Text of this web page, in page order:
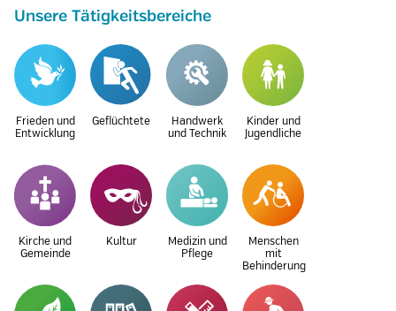
Unsere Tätigkeitsbereiche
Frieden und
Entwicklung
Geflüchtete
Handwerk
und Technik
Kinder und
Jugendliche
Kirche und
Gemeinde
Kultur
Medizin und
Pflege
Menschen
mit
Behinderung